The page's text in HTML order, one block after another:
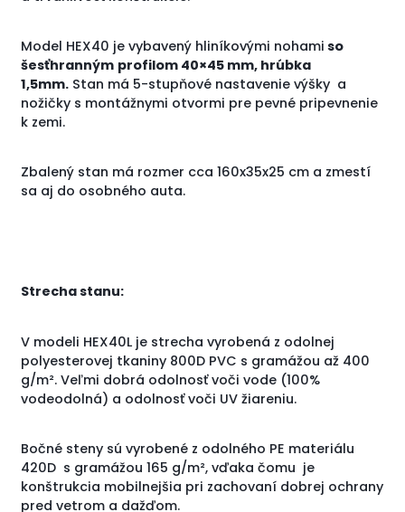
Model HEX40 je vybavený hliníkovými nohami so
šesťhranným profilom 40×45 mm, hrúbka
1,5mm. Stan má 5-stupňové nastavenie výšky a
nožičky s montážnymi otvormi pre pevné pripevnenie
k zemi.
Zbalený stan má rozmer cca 160x35x25 cm a zmestí
sa aj do osobného auta.
Strecha stanu:
V modeli HEX40L je strecha vyrobená z odolnej
polyesterovej tkaniny 800D PVC s gramážou až 400
g/m². Veľmi dobrá odolnosť voči vode (100%
vodeodolná) a odolnosť voči UV žiareniu.
Bočné steny sú vyrobené z odolného PE materiálu
420D s gramážou 165 g/m², vďaka čomu je
konštrukcia mobilnejšia pri zachovaní dobrej ochrany
pred vetrom a dažďom.